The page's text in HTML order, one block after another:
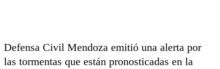
Defensa Civil Mendoza emitió una alerta por
las tormentas que están pronosticadas en la